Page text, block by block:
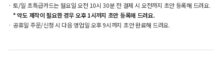
토/일 초특급카드는 월요일 오전 10시 30분 전 결제 시 오전까지 초안 등록해 드려요.
* 약도 제작이 필요한 경우 오후 1시까지 초안 등록해 드려요.
공휴일 주문/신청 시 다음 영업일 오후 9시까지 초안 완료해 드려요.